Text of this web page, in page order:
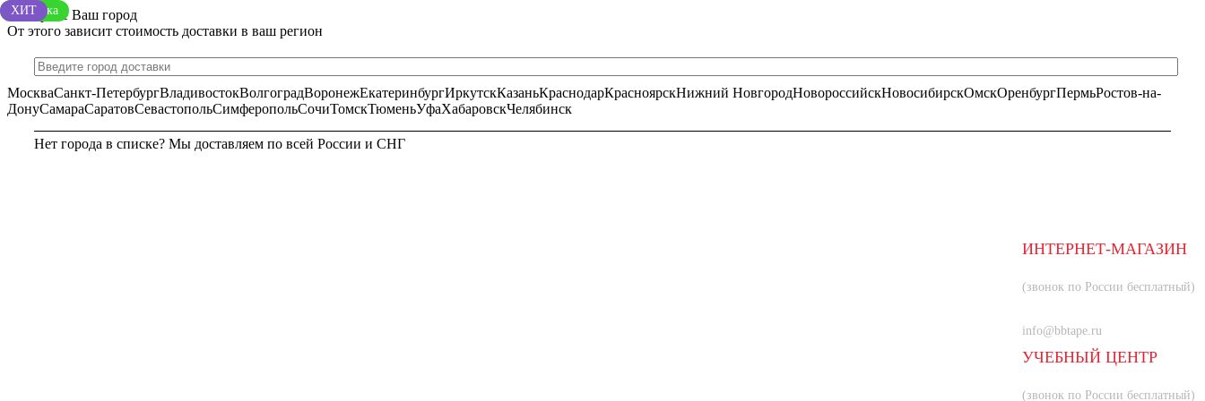
Выберите Ваш город
От этого зависит стоимость доставки в ваш регион
МоскваСанкт-ПетербургВладивостокВолгоградВоронежЕкатеринбургИркутскКазаньКраснодарКрасноярскНижний НовгородНовороссийскНовосибирскОмскОренбургПермьРостов-на-
ДонуСамараСаратовСевастопольСимферопольСочиТомскТюменьУфаХабаровскЧелябинск
Нет города в списке? Мы доставляем по всей России и СНГ
ИНТЕРНЕТ-МАГАЗИН
(звонок по России бесплатный)
info@bbtape.ru
УЧЕБНЫЙ ЦЕНТР
(звонок по России бесплатный)
Новинка
ХИТ